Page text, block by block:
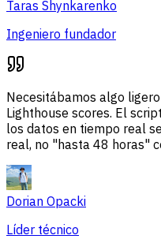
Taras Shynkarenko
Ingeniero fundador
Necesitábamos algo
Lighthouse scores. El
los datos en tiempo real
real, no "hasta 48 horas"
Dorian Opacki
Líder técnico